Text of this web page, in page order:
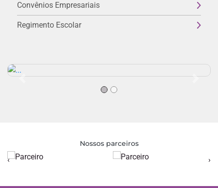
Convênios Empresariais
Regimento Escolar
Nossos parceiros
‹ ›